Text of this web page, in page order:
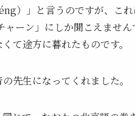
）」と言うのですが、こ
ャーン」にしか聞こえませ
て途方に暮れたものです。
先生になってくれました。